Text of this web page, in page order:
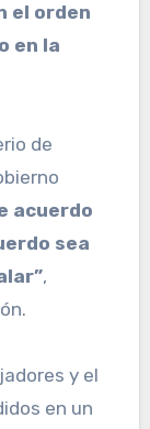
el orden
en la
de
acuerdo
sea
,
y el
en un